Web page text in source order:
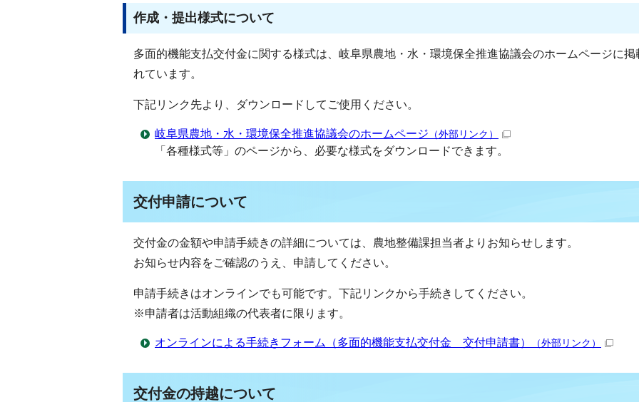
作成・提出様式について
多面的機能支払交付金に関する様式は、岐阜県農地・水・環境保全推進協議会のホームページに掲
れています。
下記リンク先より、ダウンロードしてご使用ください。
岐阜県農地・水・環境保全推進協議会のホームページ （外部リンク）
「各種様式等」のページから、必要な様式をダウンロードできます。
交付申請について
交付金の金額や申請手続きの詳細については、農地整備課担当者よりお知らせします。
お知らせ内容をご確認のうえ、申請してください。
申請手続きはオンラインでも可能です。下記リンクから手続きしてください。
※申請者は活動組織の代表者に限ります。
オンラインによる手続きフォーム（多面的機能支払交付金 交付申請書） （外部リンク）
交付金の持越について